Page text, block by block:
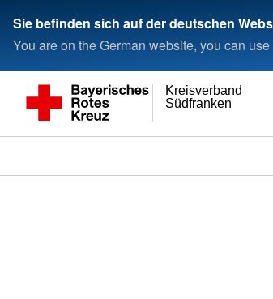
Sie befinden sich auf der deutschen
You are on the German website, you can
Südfranken
Kreisverband